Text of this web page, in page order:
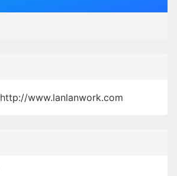
http://www.lanlanwork.com